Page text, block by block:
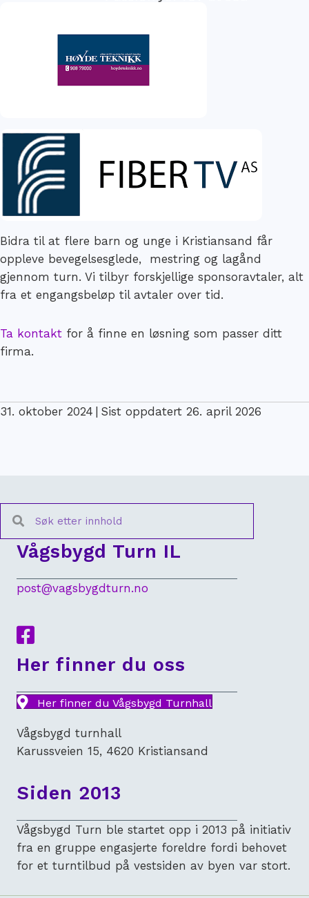
Bidra til at flere barn og unge i Kristiansand får
oppleve bevegelsesglede, mestring og lagånd
gjennom turn. Vi tilbyr forskjellige sponsoravtaler, alt
fra et engangsbeløp til avtaler over tid.
Ta kontakt for å finne en løsning som passer ditt
firma.
31. oktober 2024 | Sist oppdatert 26. april 2026
Vågsbygd Turn IL
post@vagsbygdturn.no
Lenke til Facebook
Her finner du oss
Her finner du Vågsbygd Turnhall
Vågsbygd turnhall
Karussveien 15, 4620 Kristiansand
Siden 2013
Vågsbygd Turn ble startet opp i 2013 på initiativ
fra en gruppe engasjerte foreldre fordi behovet
for et turntilbud på vestsiden av byen var stort.